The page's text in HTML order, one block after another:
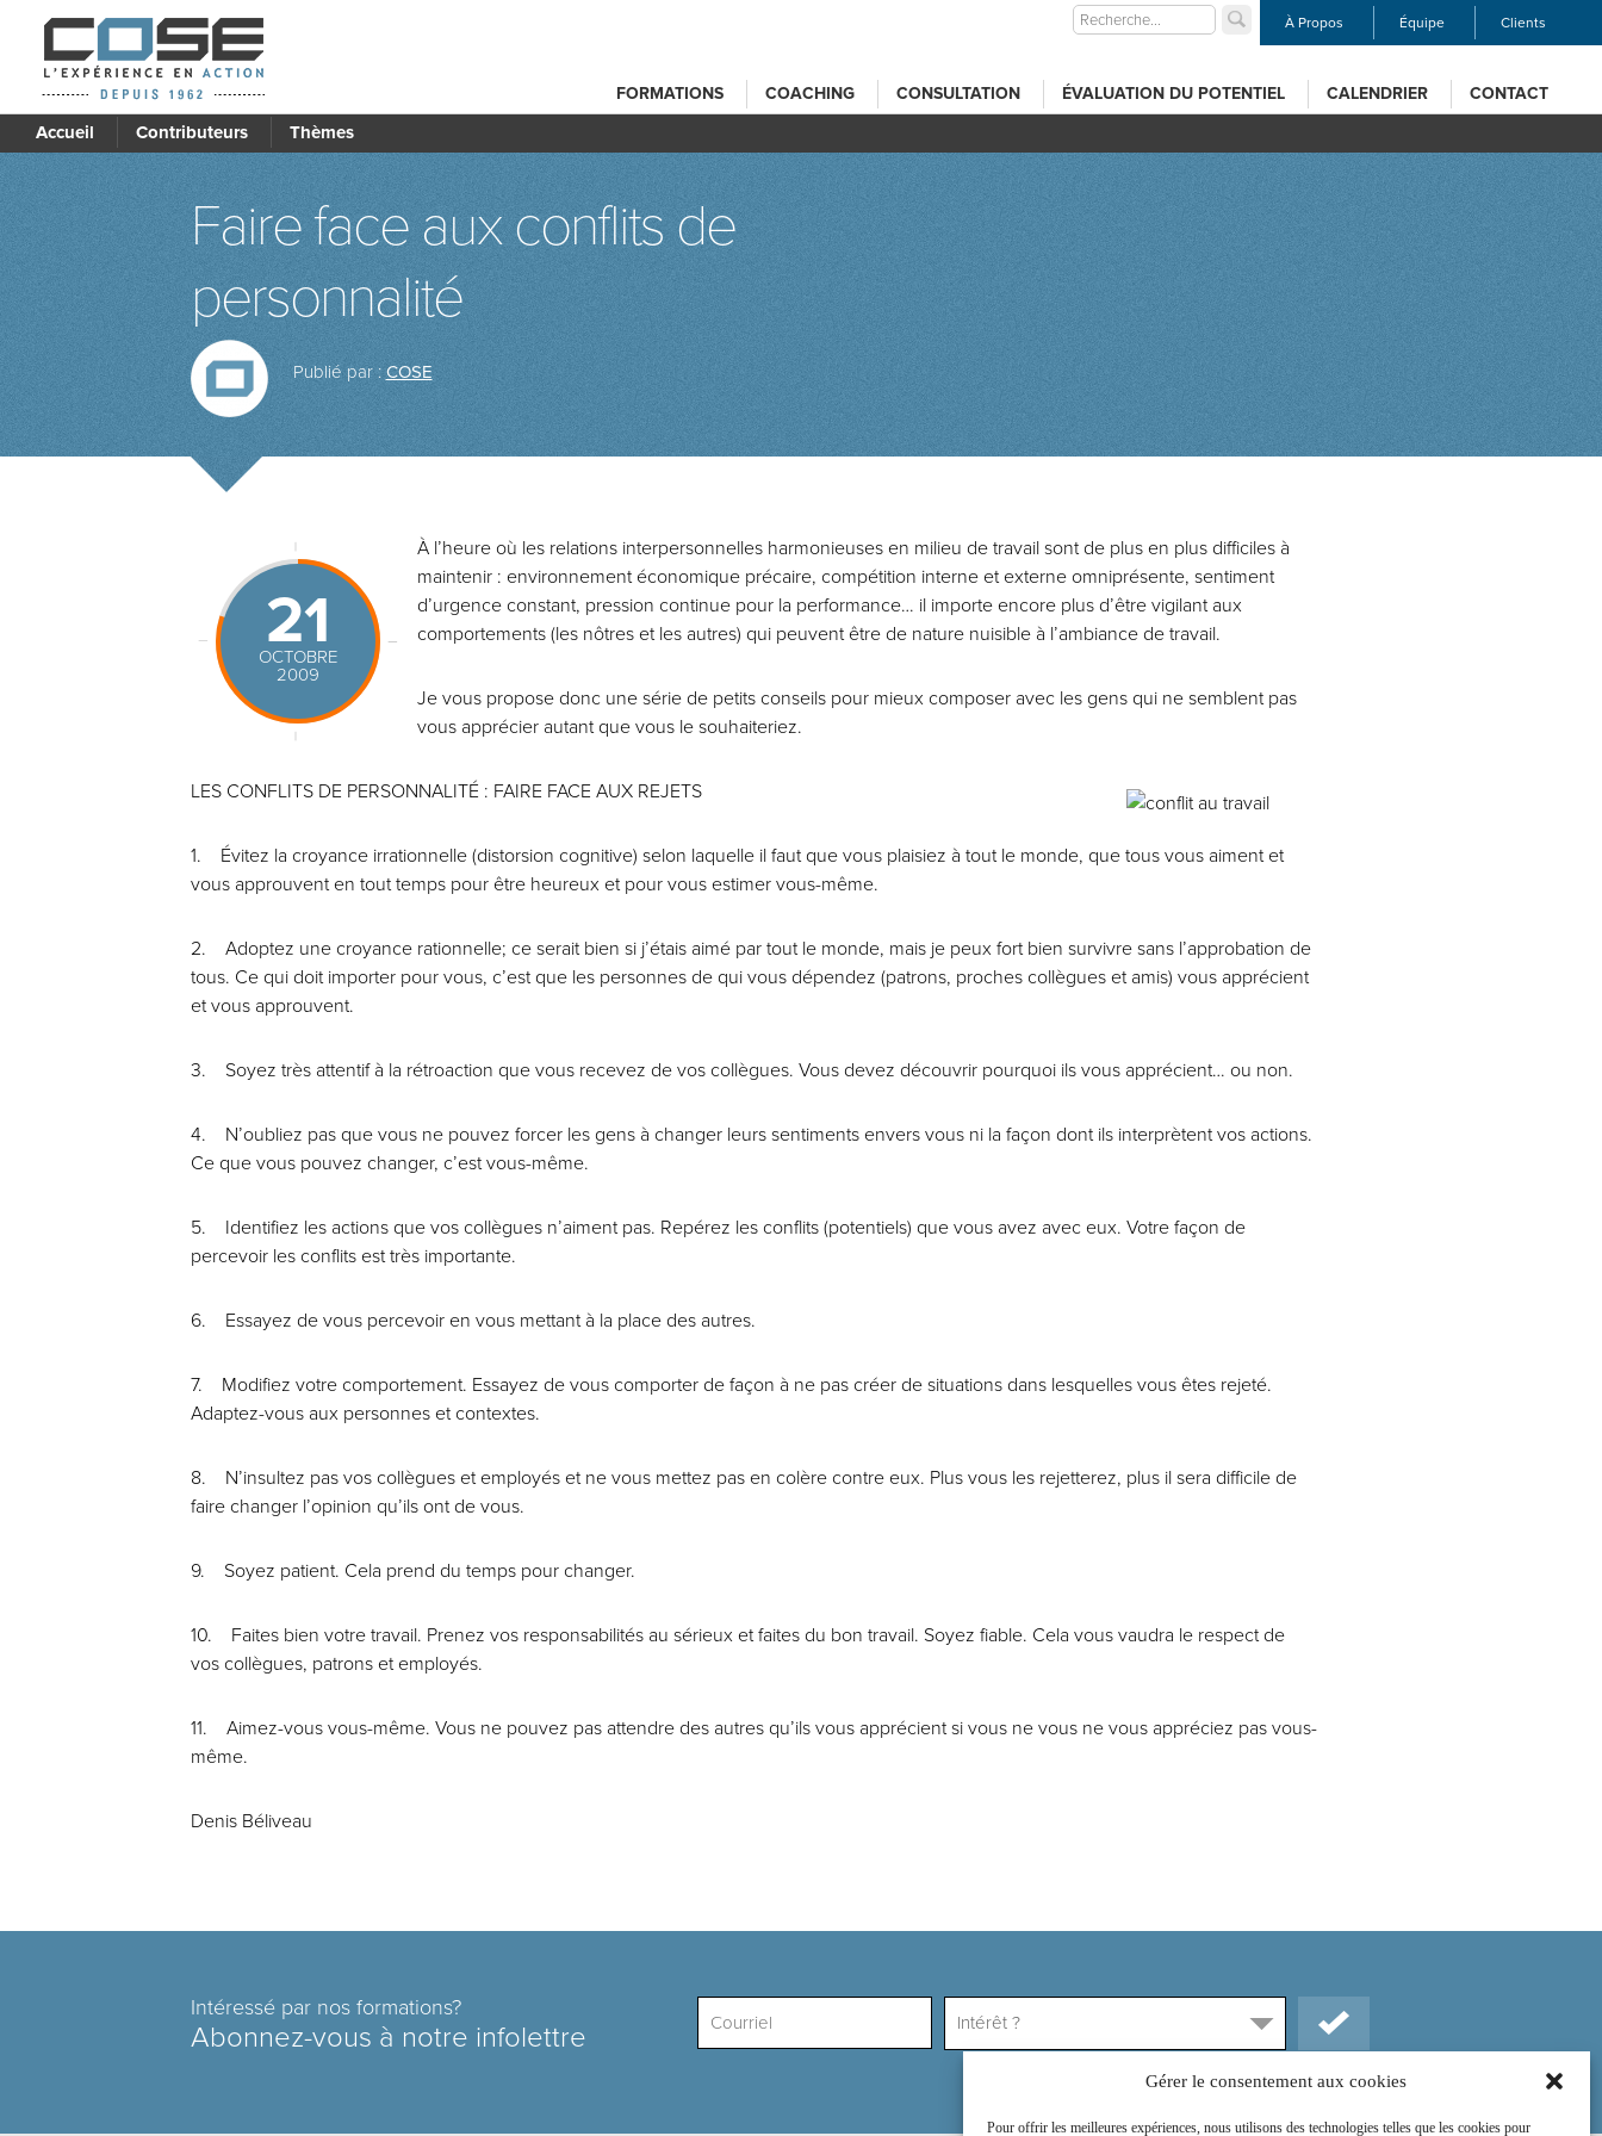
Gérer le consentement aux cookies
Pour offrir les meilleures expériences, nous utilisons des technologies telles que les cookies pour
À Propos Équipe Clients
FORMATIONS COACHING CONSULTATION ÉVALUATION DU POTENTIEL CALENDRIER CONTACT
Accueil Contributeurs Thèmes
Faire face aux conflits de
personnalité
Publié par : COSE
21
OCTOBRE
2009
À l’heure où les relations interpersonnelles harmonieuses en milieu de travail sont de plus en plus difficiles à
maintenir : environnement économique précaire, compétition interne et externe omniprésente, sentiment
d’urgence constant, pression continue pour la performance… il importe encore plus d’être vigilant aux
comportements (les nôtres et les autres) qui peuvent être de nature nuisible à l’ambiance de travail.
Je vous propose donc une série de petits conseils pour mieux composer avec les gens qui ne semblent pas
vous apprécier autant que vous le souhaiteriez.
LES CONFLITS DE PERSONNALITÉ : FAIRE FACE AUX REJETS
1. Évitez la croyance irrationnelle (distorsion cognitive) selon laquelle il faut que vous plaisiez à tout le monde, que tous vous aiment et
vous approuvent en tout temps pour être heureux et pour vous estimer vous-même.
2. Adoptez une croyance rationnelle; ce serait bien si j’étais aimé par tout le monde, mais je peux fort bien survivre sans l’approbation de
tous. Ce qui doit importer pour vous, c’est que les personnes de qui vous dépendez (patrons, proches collègues et amis) vous apprécient
et vous approuvent.
3. Soyez très attentif à la rétroaction que vous recevez de vos collègues. Vous devez découvrir pourquoi ils vous apprécient… ou non.
4. N’oubliez pas que vous ne pouvez forcer les gens à changer leurs sentiments envers vous ni la façon dont ils interprètent vos actions.
Ce que vous pouvez changer, c’est vous-même.
5. Identifiez les actions que vos collègues n’aiment pas. Repérez les conflits (potentiels) que vous avez avec eux. Votre façon de
percevoir les conflits est très importante.
6. Essayez de vous percevoir en vous mettant à la place des autres.
7. Modifiez votre comportement. Essayez de vous comporter de façon à ne pas créer de situations dans lesquelles vous êtes rejeté.
Adaptez-vous aux personnes et contextes.
8. N’insultez pas vos collègues et employés et ne vous mettez pas en colère contre eux. Plus vous les rejetterez, plus il sera difficile de
faire changer l’opinion qu’ils ont de vous.
9. Soyez patient. Cela prend du temps pour changer.
10. Faites bien votre travail. Prenez vos responsabilités au sérieux et faites du bon travail. Soyez fiable. Cela vous vaudra le respect de
vos collègues, patrons et employés.
11. Aimez-vous vous-même. Vous ne pouvez pas attendre des autres qu’ils vous apprécient si vous ne vous ne vous appréciez pas vous-
même.
Denis Béliveau
Intéressé par nos formations?
Abonnez-vous à notre infolettre Intérêt ?